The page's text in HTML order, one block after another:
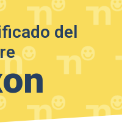
del